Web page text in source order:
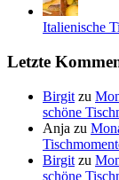
Italienische
Letzte
Birgit zu
schöne
Anja zu
Birgit zu
schöne